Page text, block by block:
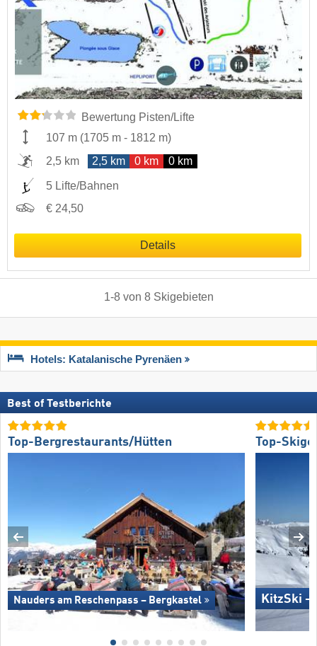
Bewertung Pisten/Lifte
107 m (1705 m - 1812 m)
2,5 km
2,5 km 0 km 0 km
5 Lifte/Bahnen
€ 24,50
Details
1-8von 8 Skigebieten
Hotels: Katalanische Pyrenäen
Best of Testberichte
Top-Bergrestaurants/Hütten
Nauders am Reschenpass – Bergkastel
Top-
KitzSki